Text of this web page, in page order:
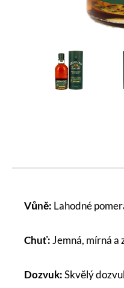
Vůně: Lahodné
Chuť: Jemná, mírná a
Dozvuk:Skvělý